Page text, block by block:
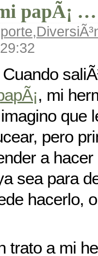
papÃ¡
,
, mi
que
pero
a
sea para
hacerlo,
trato a mi